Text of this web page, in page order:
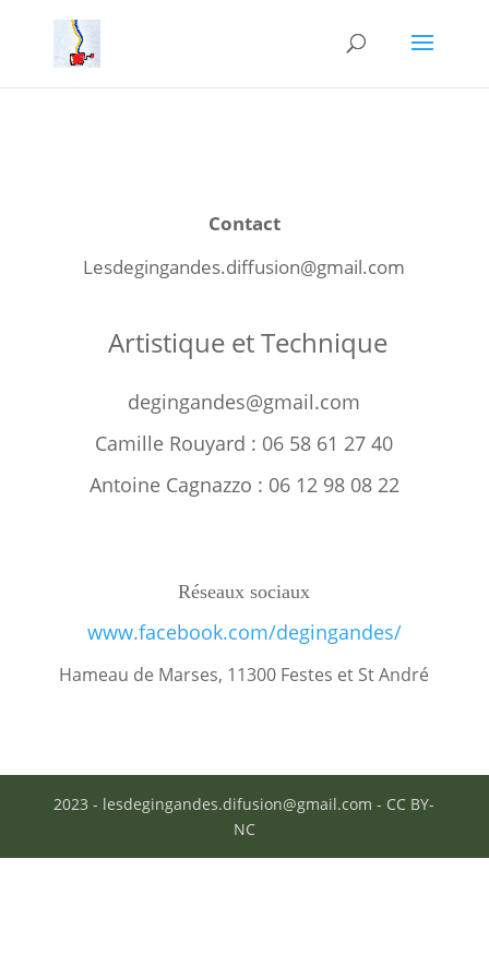
Contact
Lesdegingandes.diffusion@gmail.com
Artistique et Technique
degingandes@gmail.com
Camille Rouyard : 06 58 61 27 40
Antoine Cagnazzo : 06 12 98 08 22
Réseaux sociaux
www.facebook.com/degingandes/
Hameau de Marses, 11300 Festes et St André
2023 - lesdegingandes.difusion@gmail.com - CC BY-
NC